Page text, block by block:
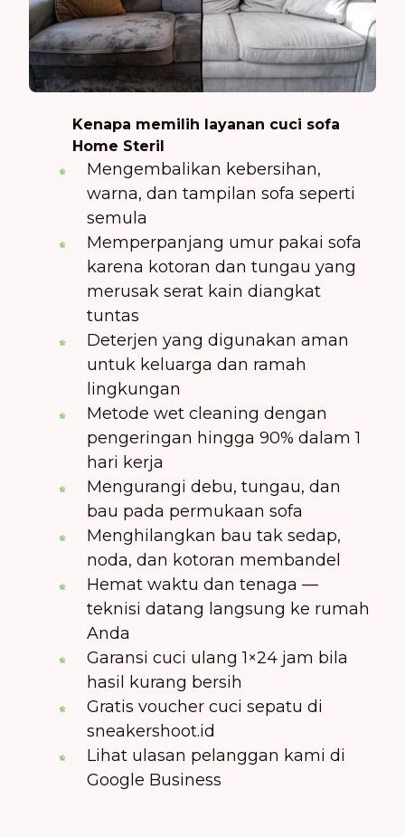
Kenapa memilih layanan cuci sofa
Home Steril
Mengembalikan kebersihan,
warna, dan tampilan sofa seperti
semula
Memperpanjang umur pakai sofa
karena kotoran dan tungau yang
merusak serat kain diangkat
tuntas
Deterjen yang digunakan aman
untuk keluarga dan ramah
lingkungan
Metode wet cleaning dengan
pengeringan hingga 90% dalam 1
hari kerja
Mengurangi debu, tungau, dan
bau pada permukaan sofa
Menghilangkan bau tak sedap,
noda, dan kotoran membandel
Hemat waktu dan tenaga —
teknisi datang langsung ke rumah
Anda
Garansi cuci ulang 1×24 jam bila
hasil kurang bersih
Gratis voucher cuci sepatu di
sneakershoot.id
Lihat ulasan pelanggan kami di
Google Business